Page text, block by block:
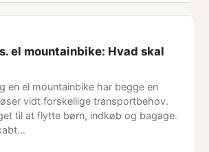
el mountainbike: Hvad skal
en el mountainbike har begge en
vidt forskellige transportbehov.
til at flytte børn, indkøb og bagage.